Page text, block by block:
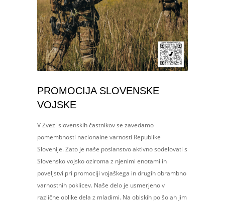
PROMOCIJA SLOVENSKE
VOJSKE
V Zvezi slovenskih častnikov se zavedamo
pomembnosti nacionalne varnosti Republike
Slovenije. Zato je naše poslanstvo aktivno sodelovati s
Slovensko vojsko oziroma z njenimi enotami in
poveljstvi pri promociji vojaškega in drugih obrambno
varnostnih poklicev. Naše delo je usmerjeno v
različne oblike dela z mladimi. Na obiskih po šolah jim